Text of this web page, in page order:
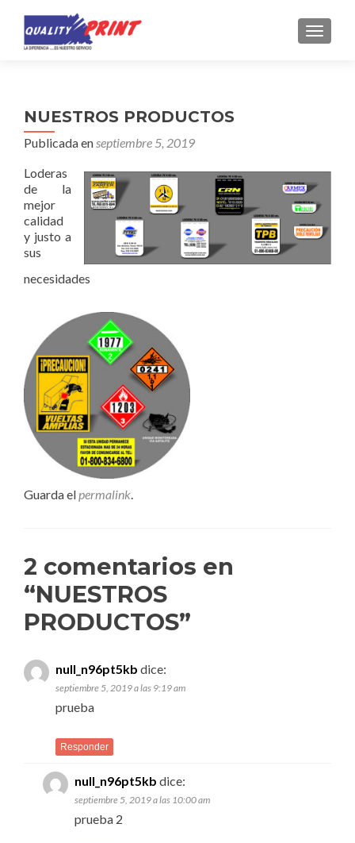
NUESTROS PRODUCTOS
Publicada enseptiembre 5, 2019
Loderas
de la
mejor
calidad
y justo a
sus
necesidades
Guarda elpermalink.
2 comentarios en
“NUESTROS
PRODUCTOS”
null_n96pt5kb dice:
septiembre 5, 2019 a las 9:19 am
prueba
Responder
null_n96pt5kb dice:
septiembre 5, 2019 a las 10:00 am
prueba 2